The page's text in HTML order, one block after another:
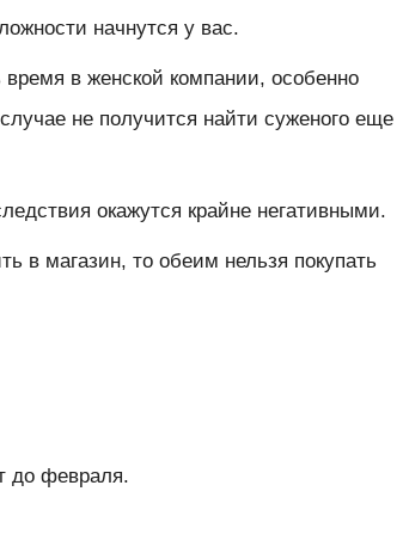
начнутся у вас.
в женской компании, особенно
не получится найти суженого еще
окажутся крайне негативными.
в магазин, то обеим нельзя покупать
до февраля.